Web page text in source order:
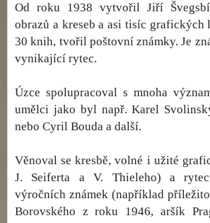
Od roku 1938 vytvořil Jiří
obrazů a kreseb a asi tisíc
30 knih, tvořil poštovní známky. Je
vynikající rytec.
Úzce spolupracoval s mnoha
umělci jako byl např. Karel
nebo Cyril Bouda a další.
Věnoval se kresbě, volné i užité
J. Seiferta a V. Thieleho) a
výročních známek (například
Borovského z roku 1946, aršík